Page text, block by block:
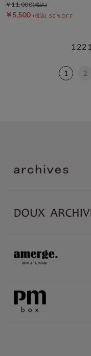
￥5,500 50％OFF
￥11,000
1221
1 2